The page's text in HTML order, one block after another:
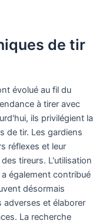
de tir
évolué au fil du
à tirer avec
ils privilégient la
de tir. Les gardiens
réflexes et leur
tireurs. L'utilisation
également contribué
désormais
adverses et élaborer
La recherche